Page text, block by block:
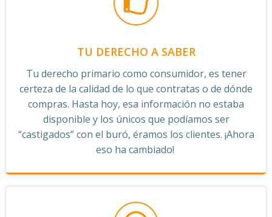
TU DERECHO A SABER
Tu derecho primario como consumidor, es tener
certeza de la calidad de lo que contratas o de dónde
compras. Hasta hoy, esa información no estaba
disponible y los únicos que podíamos ser
“castigados” con el buró, éramos los clientes. ¡Ahora
eso ha cambiado!